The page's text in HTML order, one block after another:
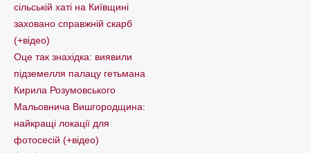
сільській хаті на Київщині
заховано справжній скарб
(+відео)
Оце так знахідка: виявили
підземелля палацу гетьмана
Кирила Розумовського
Мальовнича Вишгородщина:
найкращі локації для
фотосесій (+відео)